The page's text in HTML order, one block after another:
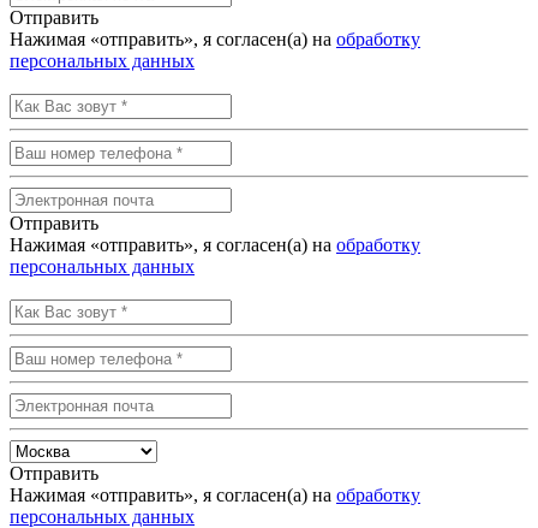
Отправить
Нажимая «отправить», я согласен(а) на обработку
персональных данных
Отправить
Нажимая «отправить», я согласен(а) на обработку
персональных данных
Отправить
Нажимая «отправить», я согласен(а) на обработку
персональных данных